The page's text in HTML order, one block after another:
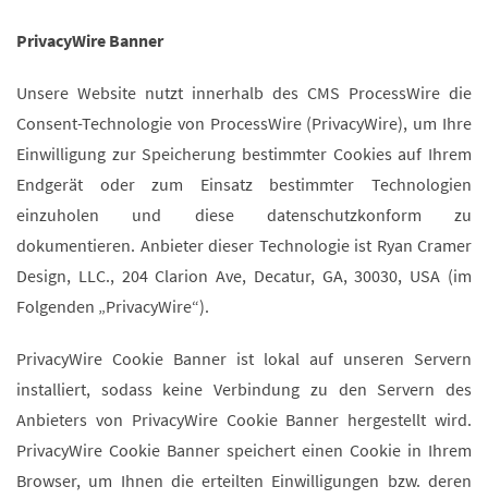
PrivacyWire Banner
Unsere Website nutzt innerhalb des CMS ProcessWire die
Consent-Technologie von ProcessWire (PrivacyWire), um Ihre
Einwilligung zur Speicherung bestimmter Cookies auf Ihrem
Endgerät oder zum Einsatz bestimmter Technologien
einzuholen und diese datenschutzkonform zu
dokumentieren. Anbieter dieser Technologie ist Ryan Cramer
Design, LLC., 204 Clarion Ave, Decatur, GA, 30030, USA (im
Folgenden „PrivacyWire“).
PrivacyWire Cookie Banner ist lokal auf unseren Servern
installiert, sodass keine Verbindung zu den Servern des
Anbieters von PrivacyWire Cookie Banner hergestellt wird.
PrivacyWire Cookie Banner speichert einen Cookie in Ihrem
Browser, um Ihnen die erteilten Einwilligungen bzw. deren